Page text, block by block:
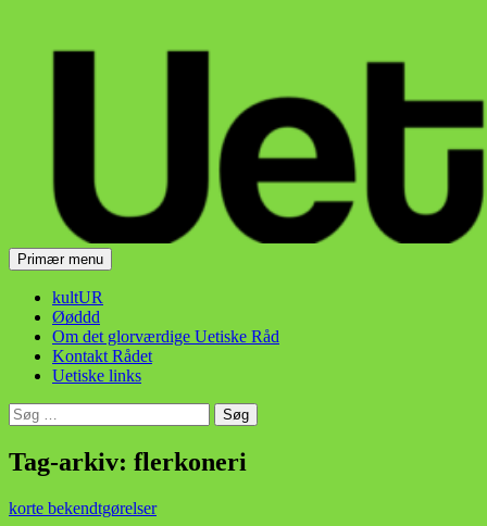
indhold
Uetisk Råd
SøgPrimær menu
kultUR
Øøddd
Om det glorværdige Uetiske Råd
Kontakt Rådet
Uetiske links
Søg
efter:
Tag-arkiv: flerkoneri
korte bekendtgørelser